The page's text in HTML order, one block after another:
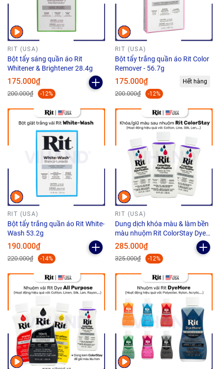
RIT (USA)
Bột tẩy sáng quần áo Rit
Whitener & Brightener 28.4g
175.000₫
200.000₫ -12%
RIT (USA)
Bột tẩy trắng quần áo Rit Color
Remover - 56.7g
175.000₫
200.000₫ -12%
Hết hàng
RIT (USA)
Bột tẩy trắng quần áo Rit White-
Wash 53.2g
190.000₫
220.000₫ -14%
RIT (USA)
Dung dịch khóa màu & làm bền
màu nhuộm Rit ColorStay Dye
Fixative - 236ml
285.000₫
325.000₫ -12%